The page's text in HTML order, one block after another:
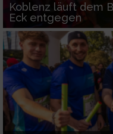
Koblenz läuft dem
Eck entgegen